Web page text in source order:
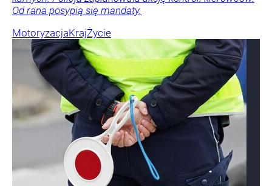
Od rana posypią się mandaty.
MotoryzacjaKrajŻycie